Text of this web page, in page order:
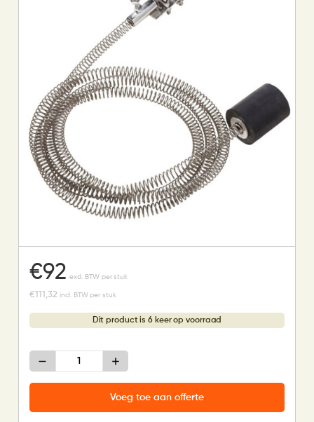
€92 excl. BTW per stuk
€111,32 incl. BTW per stuk
Dit product is 6 keer op voorraad
Kabelbaan
Rem
Voeg toe aan offerte